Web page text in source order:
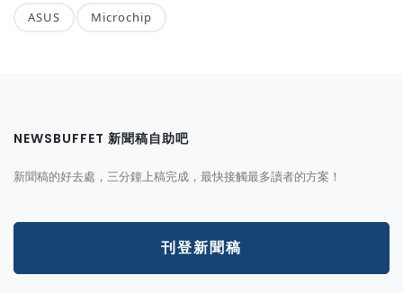
ASUS Microchip
NEWSBUFFET 新聞稿自助吧
新聞稿的好去處，三分鐘上稿完成，最快接觸最多讀者的方案！
刊登新聞稿